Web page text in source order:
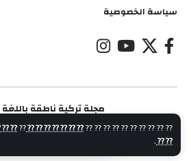
⁇ ⁇ ⁇ ⁇ ⁇ ⁇ ⁇ ⁇ ⁇ ⁇
⁇ ⁇ ⁇ ⁇ ⁇ ⁇ ⁇
⁇
⁇ ⁇
.
سياسة الخصوصية
مجلة تركية ناطقة باللغة